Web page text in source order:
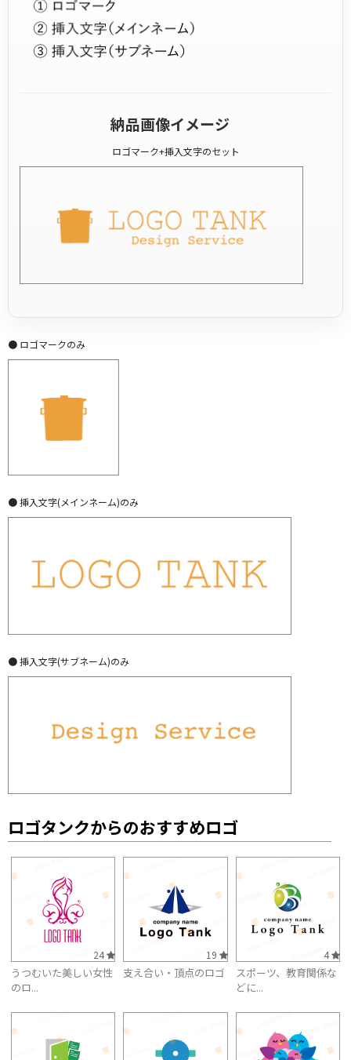
納品画像イメージ
ロゴマーク+挿入文字のセット
● ロゴマークのみ
● 挿入文字(メインネーム)のみ
● 挿入文字(サブネーム)のみ
ロゴタンクからのおすすめロゴ
24
うつむいた美しい女性
のロ...
19
支え合い・頂点のロゴ
4
スポーツ、教育関係な
どに...